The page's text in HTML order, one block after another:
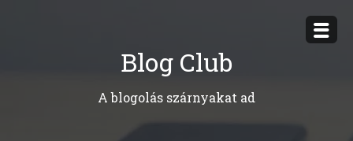
Blog Club
A blogolás szárnyakat ad